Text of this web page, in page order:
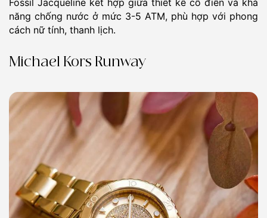
Fossil Jacqueline kết hợp giữa thiết kế cổ điển và khả
năng chống nước ở mức 3-5 ATM, phù hợp với phong
cách nữ tính, thanh lịch.
Michael Kors Runway